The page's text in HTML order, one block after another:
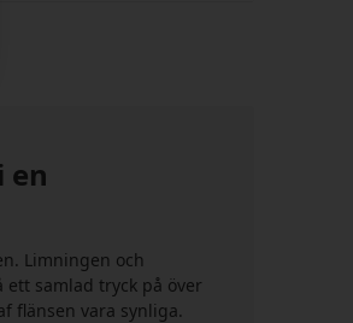
en
Limningen och
samlad tryck på över
flänsen vara synliga.